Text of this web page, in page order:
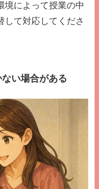
境によって授業の中
して対応してくださ
い場合がある